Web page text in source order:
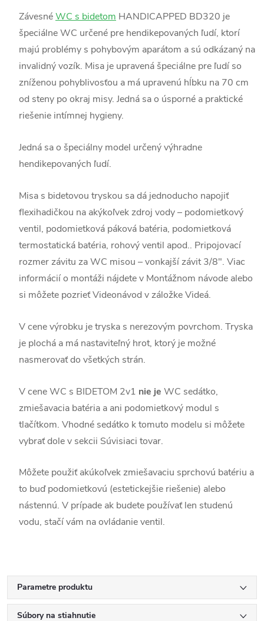
ZávesnéWC s bidetom HANDICAPPED BD320 je
špeciálne WC určené pre hendikepovaných ľudí, ktorí
majú problémy s pohybovým aparátom a sú odkázaný na
invalidný vozík. Misa je upravená špeciálne pre ľudí so
zníženou pohyblivosťou a má upravenú hĺbku na 70 cm
od steny po okraj misy. Jedná sa o úsporné a praktické
riešenie intímnej hygieny.
Jedná sa o špeciálny model určený výhradne
hendikepovaných ľudí.
Misa s bidetovou tryskou sa dá jednoducho napojiť
flexihadičkou na akýkoľvek zdroj vody – podomietkový
ventil, podomietková páková batéria, podomietková
termostatická batéria, rohový ventil apod.. Pripojovací
rozmer závitu za WC misou – vonkajší závit 3/8". Viac
informácií o montáži nájdete v Montážnom návode alebo
si môžete pozrieť Videonávod v záložke Videá.
V cene výrobku je tryska s nerezovým povrchom. Tryska
je plochá a má nastaviteľný hrot, ktorý je možné
nasmerovať do všetkých strán.
V cene WC s BIDETOM 2v1 nie je WC sedátko,
zmiešavacia batéria a ani podomietkový modul s
tlačítkom. Vhodné sedátko k tomuto modelu si môžete
vybrať dole v sekcii Súvisiaci tovar.
Môžete použiť akúkoľvek zmiešavaciu sprchovú batériu a
to buď podomietkovú (estetickejšie riešenie) alebo
nástennú. V prípade ak budete používať len studenú
vodu, stačí vám na ovládanie ventil.
Parametre produktu
Súbory na stiahnutie